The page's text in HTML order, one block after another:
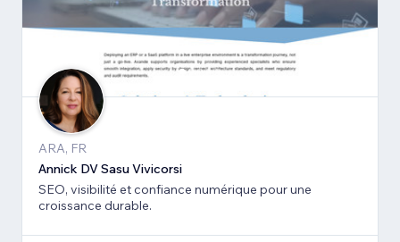
ARA, FR
Annick DV Sasu Vivicorsi
SEO, visibilité et confiance numérique pour une
croissance durable.